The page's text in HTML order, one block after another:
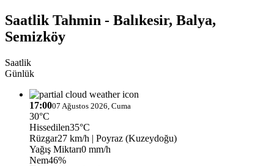
Saatlik Tahmin - Balıkesir, Balya,
Semizköy
Saatlik
Günlük
17:0007 Ağustos 2026, Cuma
30°C
Hissedilen35°C
Rüzgar27 km/h | Poyraz (Kuzeydoğu)
Yağış Miktarı0 mm/h
Nem46%